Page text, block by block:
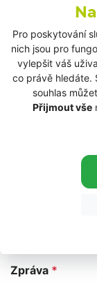
Pro poskytování
nich jsou pro
vylepšit váš
co právě hledáte.
souhlas
Přijmout vše
Pošlete
Jméno a
Zpráva *